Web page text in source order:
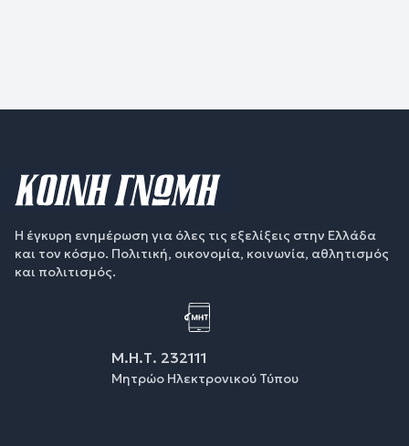
Η έγκυρη ενημέρωση για όλες τις εξελίξεις στην Ελλάδα
και τον κόσμο. Πολιτική, οικονομία, κοινωνία, αθλητισμός
και πολιτισμός.
Μ.Η.Τ. 232111
Μητρώο Ηλεκτρονικού Τύπου